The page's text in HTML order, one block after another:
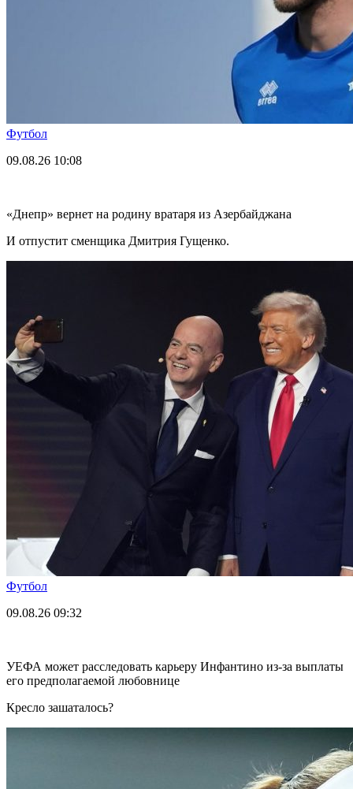
Футбол
09.08.26 10:08
«Днепр» вернет на родину вратаря из Азербайджана
И отпустит сменщика Дмитрия Гущенко.
Футбол
09.08.26 09:32
УЕФА может расследовать карьеру Инфантино из-за выплаты
его предполагаемой любовнице
Кресло зашаталось?